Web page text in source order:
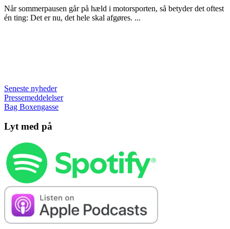
Når sommerpausen går på hæld i motorsporten, så betyder det oftest
én ting: Det er nu, det hele skal afgøres. ...
Seneste nyheder
Pressemeddelelser
Bag Boxengasse
Lyt med på